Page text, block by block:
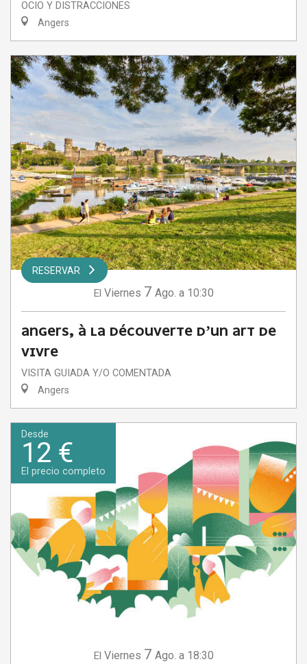
OCIO Y DISTRACCIONES
Angers
RESERVAR
El Viernes 7 Ago. a 10:30
ANGERS, À LA DÉCOUVERTE D’UN ART DE
VIVRE
VISITA GUIADA Y/O COMENTADA
Angers
Desde
12 €
El precio completo
El Viernes 7 Ago. a 18:30